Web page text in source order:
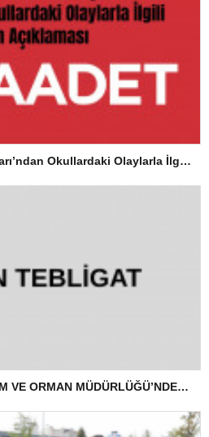
Saadet Partisi Kadın Kolları’ndan Okullardaki Olaylarla İlgili Basın Açıklaması
ARNAVUTKÖY İLÇE TARIM VE ORMAN MÜDÜRLÜĞÜ’NDEN İLANEN TEBLİGAT